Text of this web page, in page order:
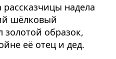
надела
шёлковый
образок,
её отец и дед.